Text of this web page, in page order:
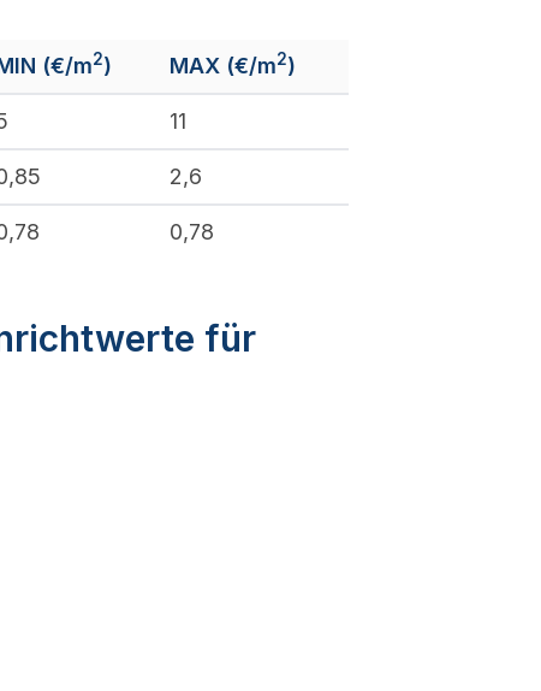
(€/m2) MAX (€/m2)
11
2,6
0,78
für